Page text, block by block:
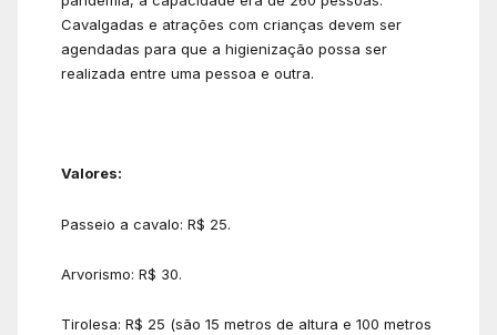
Cavalgadas e atrações com crianças devem ser
agendadas para que a higienização possa ser
realizada entre uma pessoa e outra.
Valores:
Passeio a cavalo: R$ 25.
Arvorismo: R$ 30.
Tirolesa: R$ 25 (são 15 metros de altura e 100 metros